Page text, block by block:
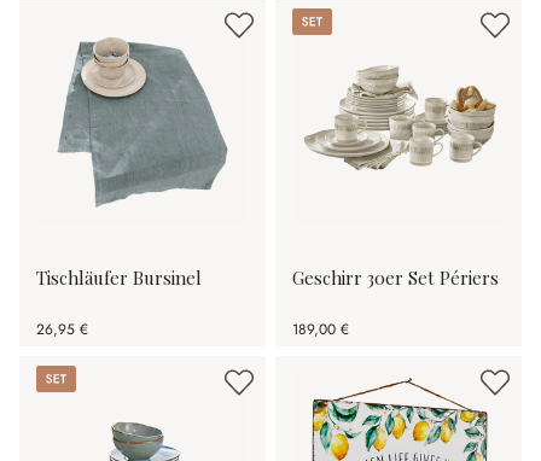
Tischläufer Bursinel
26,95 €
Set
Geschirr 30er Set Périers
189,00 €
Set